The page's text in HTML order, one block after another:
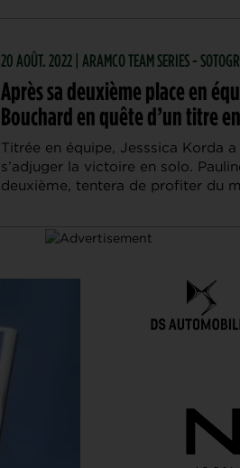
20 AOÛT. 2022 | ARAMCO TEAM SERIES -
Après sa deuxième place en
Bouchard en quête d’un titre
Titrée en équipe, Jesssica Korda
s’adjuger la victoire en solo.
deuxième, tentera de profiter du